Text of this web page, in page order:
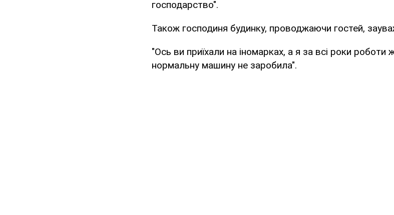
господарство".
Також господиня будинку, проводжаючи гостей,
"Ось ви приїхали на іномарках, а я за всі роки роботи
нормальну машину не заробила".